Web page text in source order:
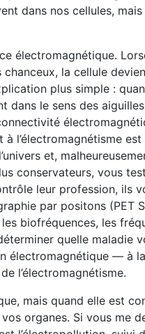
dans nos cellules,
électromagnétique.
la cellule
plus simple :
le sens des
l’électromagnétisme
et,
conservateurs, vous
leur profession, ils
par positons (PET
biofréquences, les
quelle
électromagnétique — à
l’électromagnétisme.
mais quand elle est
organes. Si vous me